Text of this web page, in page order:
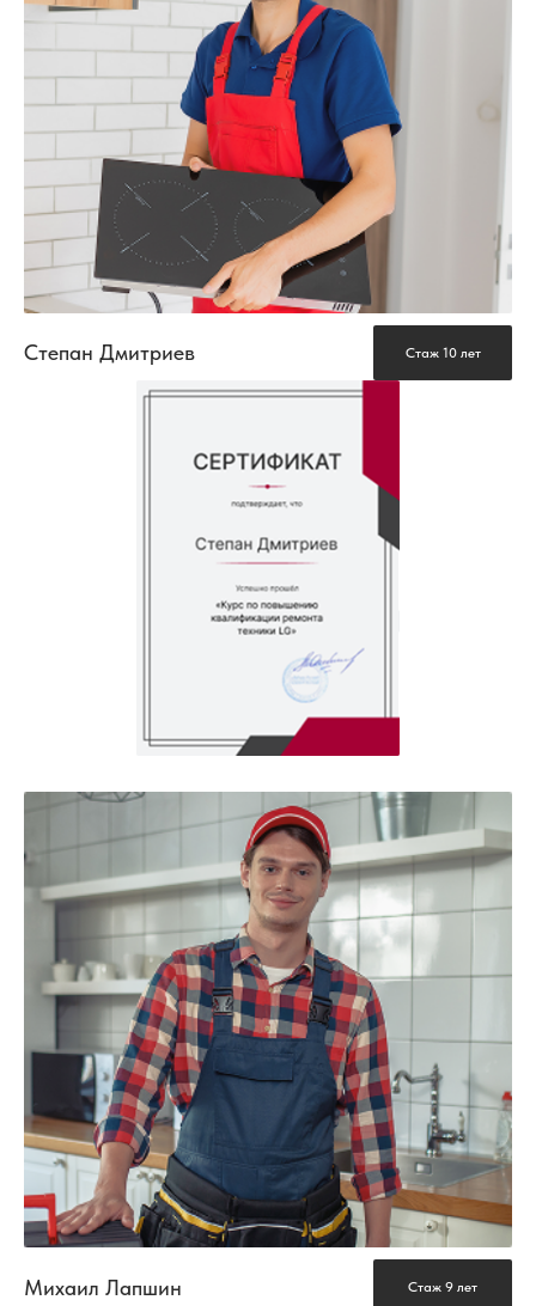
Степан Дмитриев Стаж 10 лет
Михаил Лапшин Стаж 9 лет